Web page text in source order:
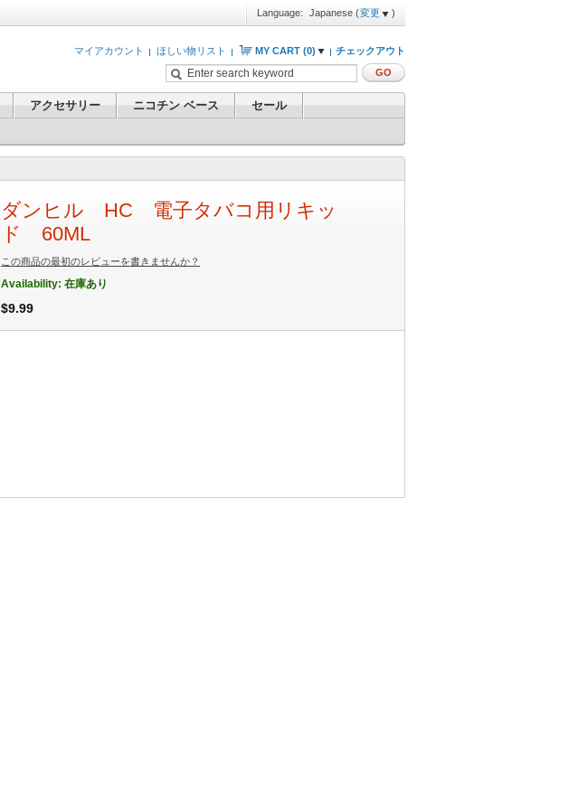
Language: Japanese (変更 )
チェックアウト
MY CART (0)
マイアカウント
ほしい物リスト
GO
アクセサリー ニコチン ベース
セール
ダンヒル HC 電子タバコ用リキッ
ド 60ML
この商品の最初のレビューを書きませんか？
Availability: 在庫あり
$9.99